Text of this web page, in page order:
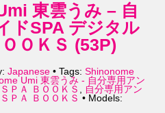
東雲うみ – 自
ドSPA デジタル
ＯＫＳ (53P)
Japanese • Tags: Shinonome
Umi 東雲うみ - 自分専用アン
ＰＡ ＢＯＯＫＳ , 自分専用アン
ＰＡ ＢＯＯＫＳ • Models: